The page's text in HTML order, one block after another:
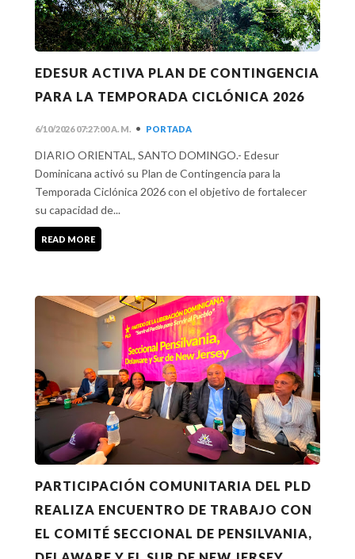
EDESUR ACTIVA PLAN DE CONTINGENCIA
PARA LA TEMPORADA CICLÓNICA 2026
6/10/2026 07:27:00 A. M. • PORTADA
DIARIO ORIENTAL, SANTO DOMINGO.- Edesur
Dominicana activó su Plan de Contingencia para la
Temporada Ciclónica 2026 con el objetivo de fortalecer
su capacidad de...
READ MORE
PARTICIPACIÓN COMUNITARIA DEL PLD
REALIZA ENCUENTRO DE TRABAJO CON
EL COMITÉ SECCIONAL DE PENSILVANIA,